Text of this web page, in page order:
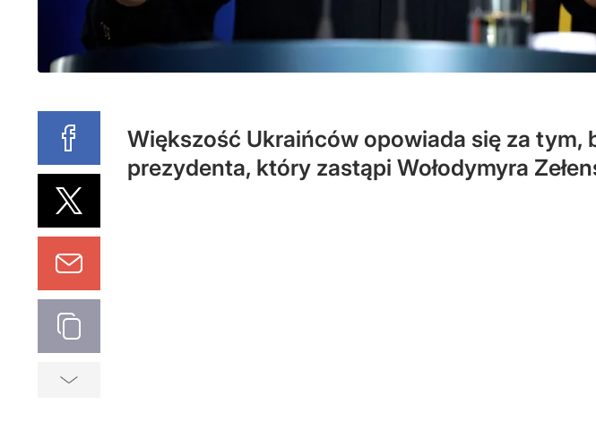
Większość Ukraińców opowiada się za
prezydenta, który zastąpi Wołodymyra